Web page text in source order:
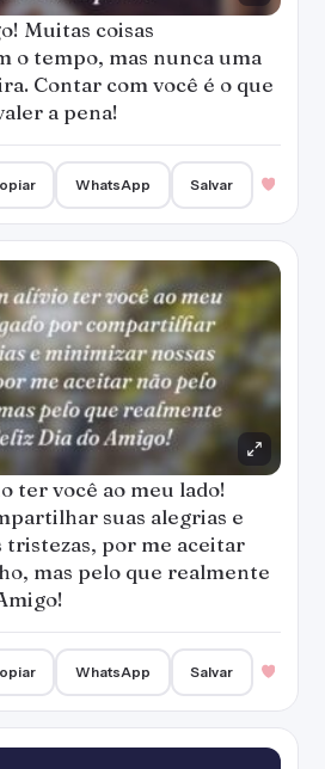
Muitas coisas
o tempo, mas nunca uma
Contar com você é o que
a pena!
WhatsApp Salvar
ter você ao meu lado!
suas alegrias e
tristezas, por me aceitar
mas pelo que realmente
WhatsApp Salvar